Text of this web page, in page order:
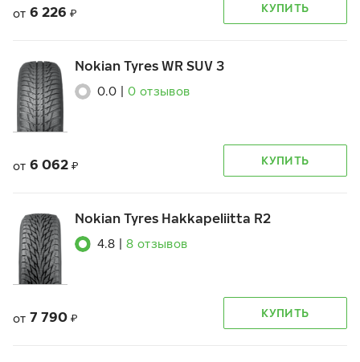
от 6 226 ₽ КУПИТЬ
Nokian Tyres WR SUV 3
0.0 0 отзывов
от 6 062 ₽ КУПИТЬ
Nokian Tyres Hakkapeliitta R2
4.8 8 отзывов
от 7 790 ₽ КУПИТЬ